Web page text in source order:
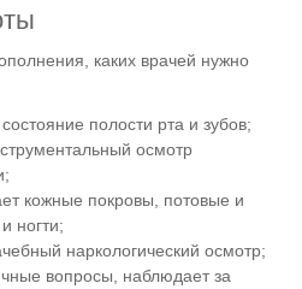
каких врачей нужно
полости рта и зубов;
осмотр
кожные покровы, потовые и
ногти;
наркологический осмотр;
вопросы, наблюдает за